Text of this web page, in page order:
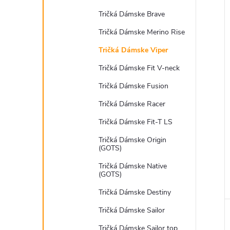
Tričká Dámske Brave
Tričká Dámske Merino Rise
Tričká Dámske Viper
Tričká Dámske Fit V-neck
Tričká Dámske Fusion
Tričká Dámske Racer
Tričká Dámske Fit-T LS
Tričká Dámske Origin
(GOTS)
Tričká Dámske Native
(GOTS)
Tričká Dámske Destiny
Tričká Dámske Sailor